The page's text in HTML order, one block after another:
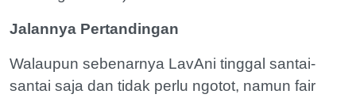
Jalannya Pertandingan
Walaupun sebenarnya LavAni tinggal santai-
santai saja dan tidak perlu ngotot, namun fair